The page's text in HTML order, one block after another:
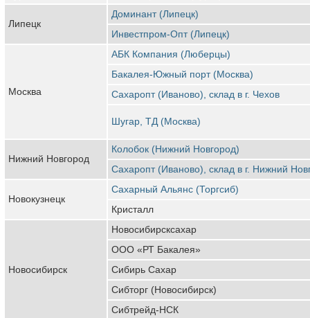
Липецк
Доминант (Липецк)
Инвестпром-Опт (Липецк)
Москва
АБК Компания (Люберцы)
Бакалея-Южный порт (Москва)
Сахаропт (Иваново), склад в г. Чехов
Шугар, ТД (Москва)
Нижний Новгород
Колобок (Нижний Новгород)
Сахаропт (Иваново), склад в г. Нижний
Новокузнецк
Сахарный Альянс (Торгсиб)
Кристалл
Новосибирск
Новосибирсксахар
ООО «РТ Бакалея»
Сибирь Сахар
Сибторг (Новосибирск)
Сибтрейд-НСК